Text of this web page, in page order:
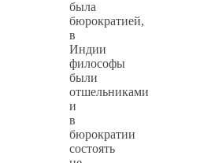
была
бюрократией,
в
Индии
философы
были
отшельниками
и
в
бюрократии
состоять